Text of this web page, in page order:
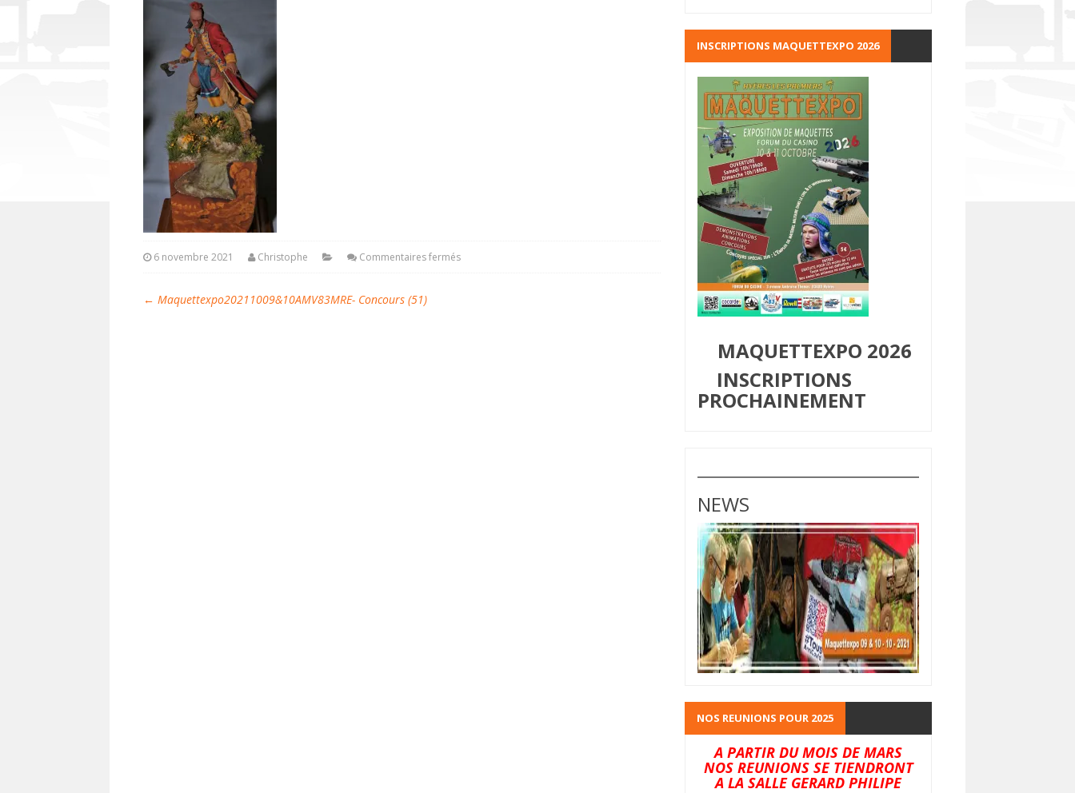
6 novembre 2021 Christophe Commentaires fermés
← Maquettexpo20211009&10AMV83MRE- Concours (51)
INSCRIPTIONS MAQUETTEXPO 2026
MAQUETTEXPO 2026
INSCRIPTIONS
PROCHAINEMENT
NEWS
NOS REUNIONS POUR 2025
A PARTIR DU MOIS DE MARS
NOS REUNIONS SE TIENDRONT
A LA SALLE GERARD PHILIPE